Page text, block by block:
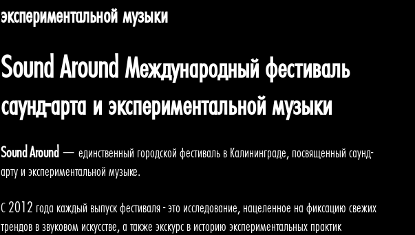
экспериментальной музыки
Sound Around Международный фестиваль
саунд-арта и экспериментальной музыки
Sound Around — единственный городской фестиваль в Калининграде, посвященный саунд-
арту и экспериментальной музыке.
С 2012 года каждый выпуск фестиваля - это исследование, нацеленное на фиксацию свежих
трендов в звуковом искусстве, а также экскурс в историю экспериментальных практик